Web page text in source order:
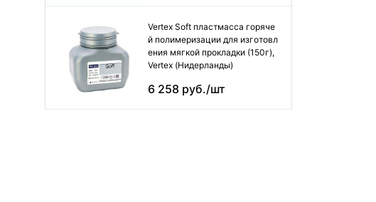
Vertex Soft пластмасса горяче
й полимеризации для изготовл
ения мягкой прокладки (150г),
Vertex (Нидерланды)
6 258 руб./шт